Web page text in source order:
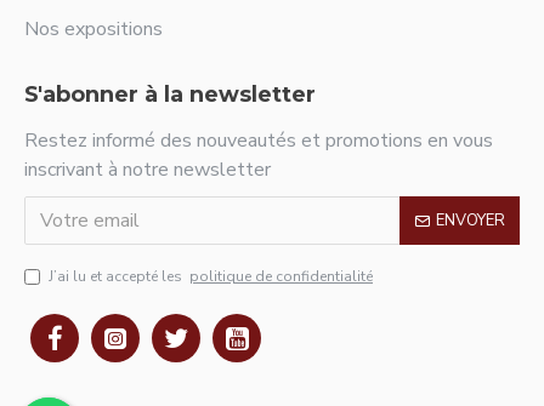
Nos expositions
S'abonner à la newsletter
Restez informé des nouveautés et promotions en vous
inscrivant à notre newsletter
ENVOYER
J’ai lu et accepté les politique de confidentialité